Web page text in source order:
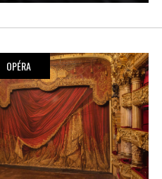
OPÉRA